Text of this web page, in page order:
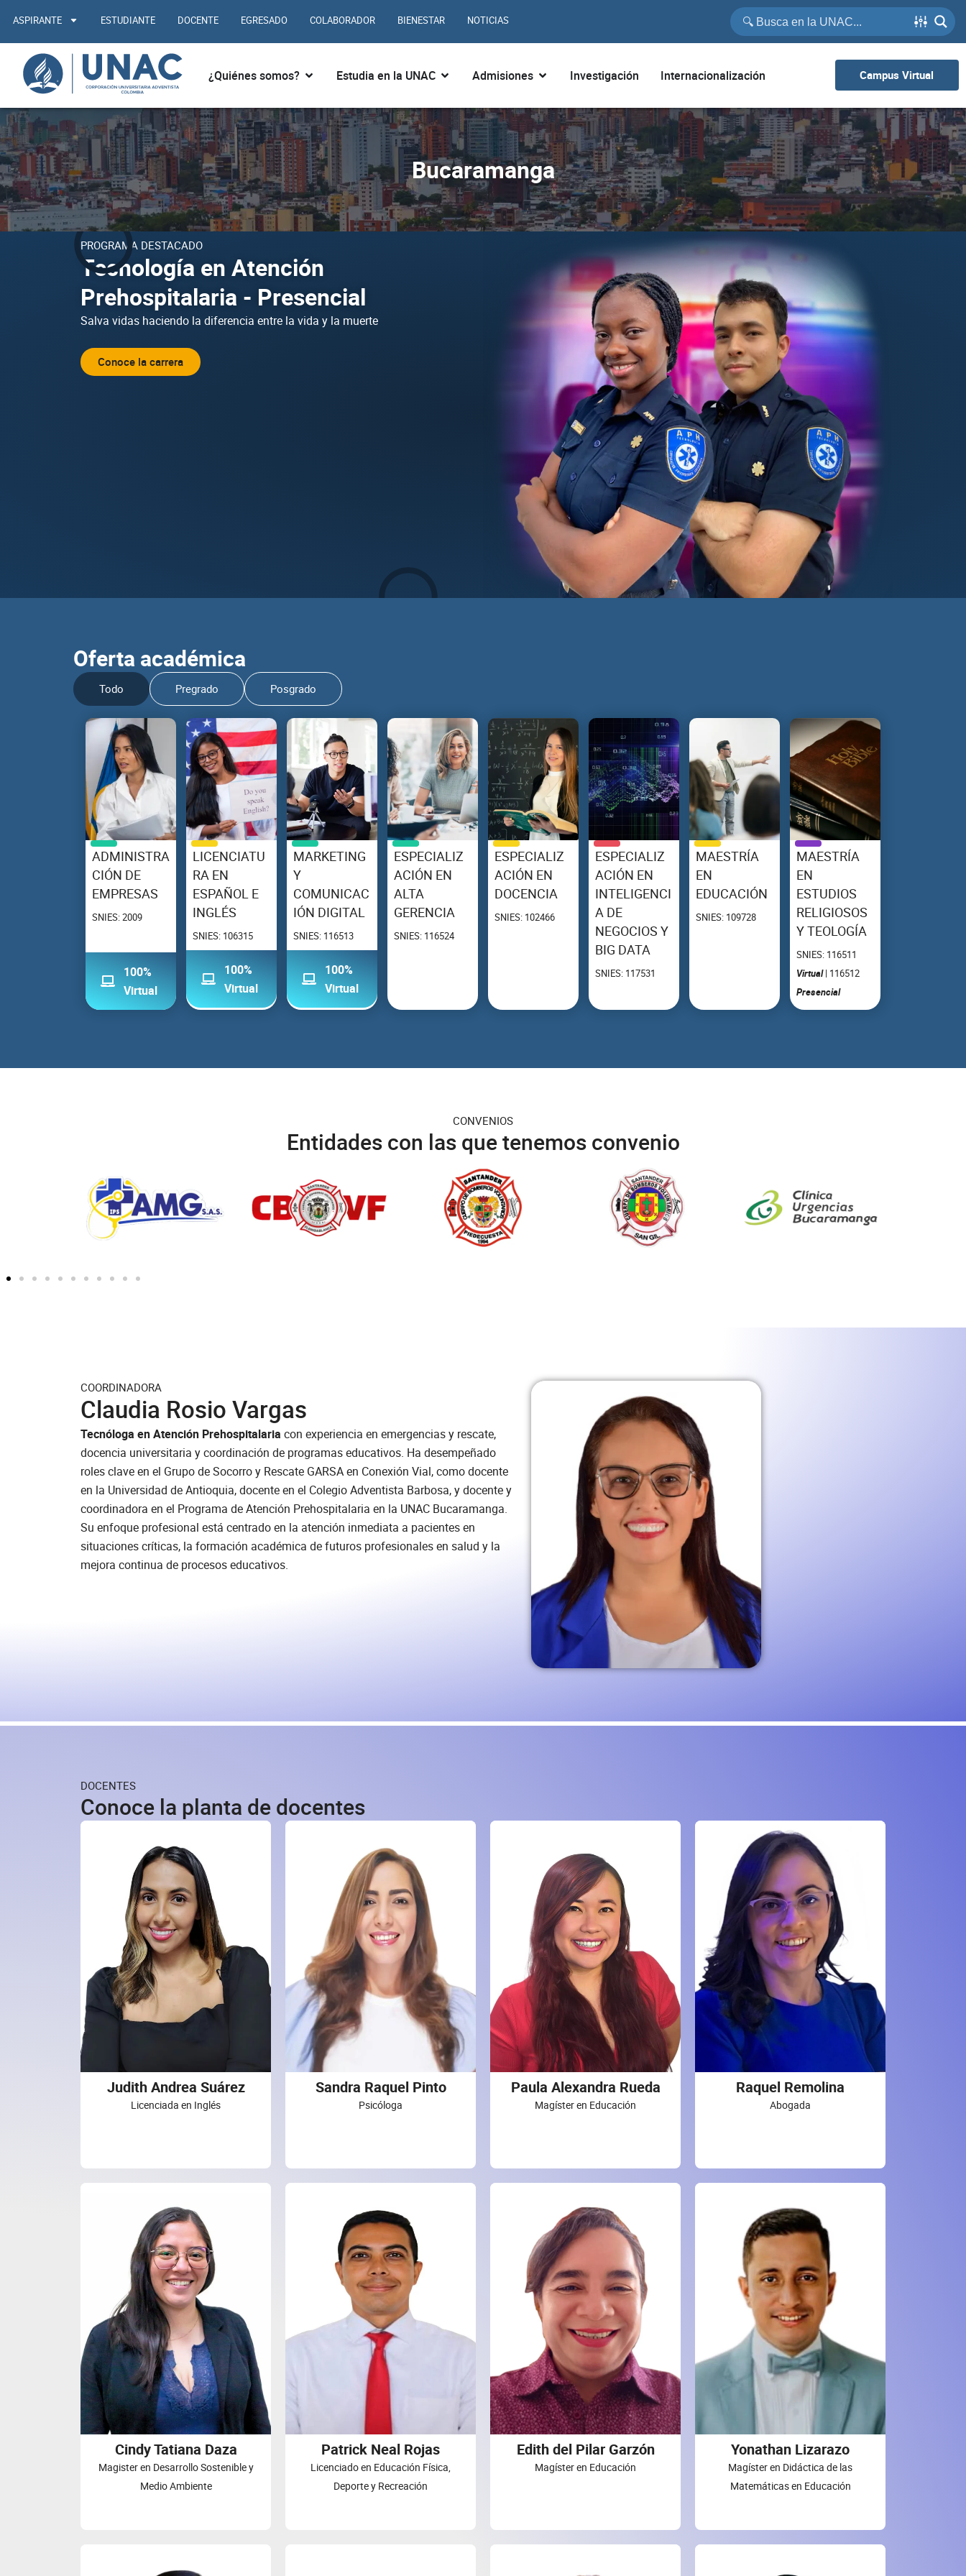
contenido
ASPIRANTE ESTUDIANTE DOCENTE EGRESADO COLABORADOR BIENESTAR NOTICIAS
¿Quiénes somos? Abrir ¿Quiénes somos?
Estudia en la UNAC Abrir Estudia en la UNAC
Admisiones Abrir Admisiones
Investigación Internacionalización Campus Virtual
Bucaramanga
PROGRAMA DESTACADO
Tecnología en Atención
Prehospitalaria - Presencial
Salva vidas haciendo la diferencia entre la vida y la muerte
Conoce la carrera
Oferta académica
Todo Pregrado Posgrado
ADMINISTRA
CIÓN DE
EMPRESAS
SNIES: 2009
100%
Virtual
LICENCIATU
RA EN
ESPAÑOL E
INGLÉS
SNIES: 106315
100%
Virtual
MARKETING
Y
COMUNICAC
IÓN DIGITAL
SNIES: 116513
100%
Virtual
ESPECIALIZ
ACIÓN EN
ALTA
GERENCIA
SNIES: 116524
ESPECIALIZ
ACIÓN EN
DOCENCIA
SNIES: 102466
ESPECIALIZ
ACIÓN EN
INTELIGENCI
A DE
NEGOCIOS Y
BIG DATA
SNIES: 117531
MAESTRÍA
EN
EDUCACIÓN
SNIES: 109728
MAESTRÍA
EN
ESTUDIOS
RELIGIOSOS
Y TEOLOGÍA
SNIES: 116511
Virtual| 116512
Presencial
CONVENIOS
Entidades con las que tenemos convenio
COORDINADORA
Claudia Rosio Vargas
Tecnóloga en Atención Prehospitalaria con experiencia en emergencias y rescate,
docencia universitaria y coordinación de programas educativos. Ha desempeñado
roles clave en el Grupo de Socorro y Rescate GARSA en Conexión Vial, como docente
en la Universidad de Antioquia, docente en el Colegio Adventista Barbosa, y docente y
coordinadora en el Programa de Atención Prehospitalaria en la UNAC Bucaramanga.
Su enfoque profesional está centrado en la atención inmediata a pacientes en
situaciones críticas, la formación académica de futuros profesionales en salud y la
mejora continua de procesos educativos.
DOCENTES
Conoce la planta de docentes
Judith Andrea Suárez
Licenciada en Inglés
Sandra Raquel Pinto
Psicóloga
Paula Alexandra Rueda
Magíster en Educación
Raquel Remolina
Abogada
Cindy Tatiana Daza
Magister en Desarrollo Sostenible y
Medio Ambiente
Patrick Neal Rojas
Licenciado en Educación Física,
Deporte y Recreación
Edith del Pilar Garzón
Magíster en Educación
Yonathan Lizarazo
Magíster en Didáctica de las
Matemáticas en Educación